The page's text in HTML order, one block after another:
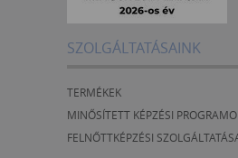
SZOLGÁLTATÁSAINK
TERMÉKEK
MINŐSÍTETT KÉPZÉSI
FELNŐTTKÉPZÉSI